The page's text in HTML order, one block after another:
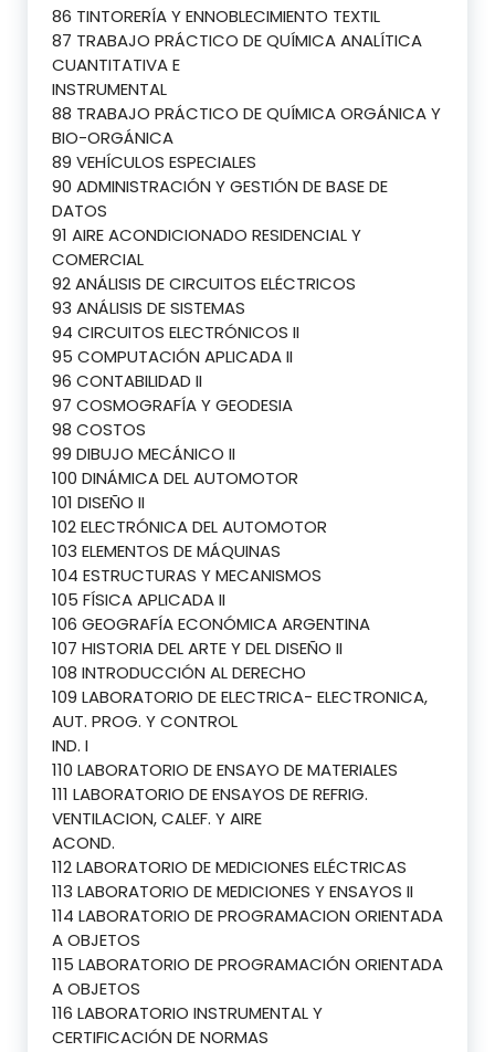
86 TINTORERÍA Y ENNOBLECIMIENTO TEXTIL
87 TRABAJO PRÁCTICO DE QUÍMICA ANALÍTICA
CUANTITATIVA E
INSTRUMENTAL
88 TRABAJO PRÁCTICO DE QUÍMICA ORGÁNICA Y
BIO-ORGÁNICA
89 VEHÍCULOS ESPECIALES
90 ADMINISTRACIÓN Y GESTIÓN DE BASE DE
DATOS
91 AIRE ACONDICIONADO RESIDENCIAL Y
COMERCIAL
92 ANÁLISIS DE CIRCUITOS ELÉCTRICOS
93 ANÁLISIS DE SISTEMAS
94 CIRCUITOS ELECTRÓNICOS II
95 COMPUTACIÓN APLICADA II
96 CONTABILIDAD II
97 COSMOGRAFÍA Y GEODESIA
98 COSTOS
99 DIBUJO MECÁNICO II
100 DINÁMICA DEL AUTOMOTOR
101 DISEÑO II
102 ELECTRÓNICA DEL AUTOMOTOR
103 ELEMENTOS DE MÁQUINAS
104 ESTRUCTURAS Y MECANISMOS
105 FÍSICA APLICADA II
106 GEOGRAFÍA ECONÓMICA ARGENTINA
107 HISTORIA DEL ARTE Y DEL DISEÑO II
108 INTRODUCCIÓN AL DERECHO
109 LABORATORIO DE ELECTRICA- ELECTRONICA,
AUT. PROG. Y CONTROL
IND. I
110 LABORATORIO DE ENSAYO DE MATERIALES
111 LABORATORIO DE ENSAYOS DE REFRIG.
VENTILACION, CALEF. Y AIRE
ACOND.
112 LABORATORIO DE MEDICIONES ELÉCTRICAS
113 LABORATORIO DE MEDICIONES Y ENSAYOS II
114 LABORATORIO DE PROGRAMACION ORIENTADA
A OBJETOS
115 LABORATORIO DE PROGRAMACIÓN ORIENTADA
A OBJETOS
116 LABORATORIO INSTRUMENTAL Y
CERTIFICACIÓN DE NORMAS